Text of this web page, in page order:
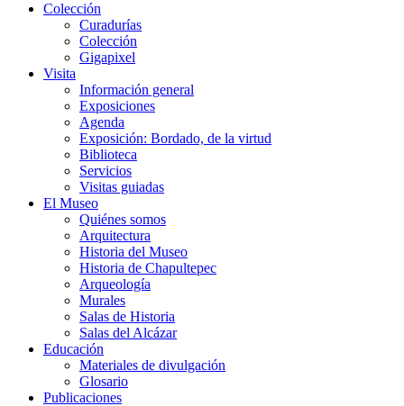
Colección
Curadurías
Colección
Gigapixel
Visita
Información general
Exposiciones
Agenda
Exposición: Bordado, de la virtud
Biblioteca
Servicios
Visitas guiadas
El Museo
Quiénes somos
Arquitectura
Historia del Museo
Historia de Chapultepec
Arqueología
Murales
Salas de Historia
Salas del Alcázar
Educación
Materiales de divulgación
Glosario
Publicaciones